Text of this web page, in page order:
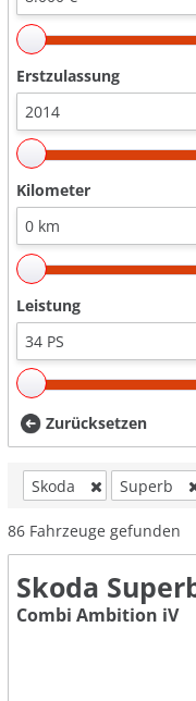
Erstzulassung
Kilometer
Leistung
Zurücksetzen
Skoda Superb
86 Fahrzeuge gefunden
Skoda
Combi Ambition iV